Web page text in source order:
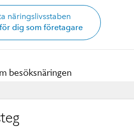
näringslivsstaben
dig som företagare
besöksnäringen